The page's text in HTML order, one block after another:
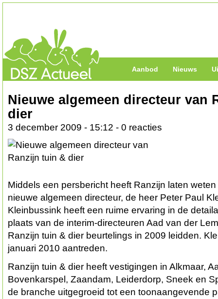
Aanbod Nieuws
Nieuwe algemeen directeur van
dier
3 december 2009 - 15:12 - 0 reacties
Middels een persbericht heeft Ranzijn laten
nieuwe algemeen directeur, de heer Peter Paul
Kleinbussink heeft een ruime ervaring in de
plaats van de interim-directeuren Aad van der
Ranzijn tuin & dier beurtelings in 2009 leidden.
januari 2010 aantreden.
Ranzijn tuin & dier heeft vestigingen in Alkmaar,
Bovenkarspel, Zaandam, Leiderdorp, Sneek en
de branche uitgegroeid tot een toonaangevende